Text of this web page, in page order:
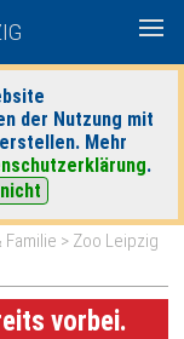
der Nutzung mit
Mehr
.
| Detaillierte Suche
Familie > Zoo Leipzig
vorbei.